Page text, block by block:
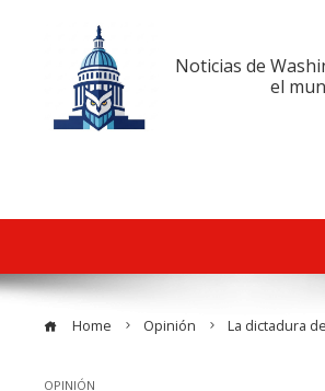
Noticias de
el
Home Opinión La dictadura
OPINIÓN